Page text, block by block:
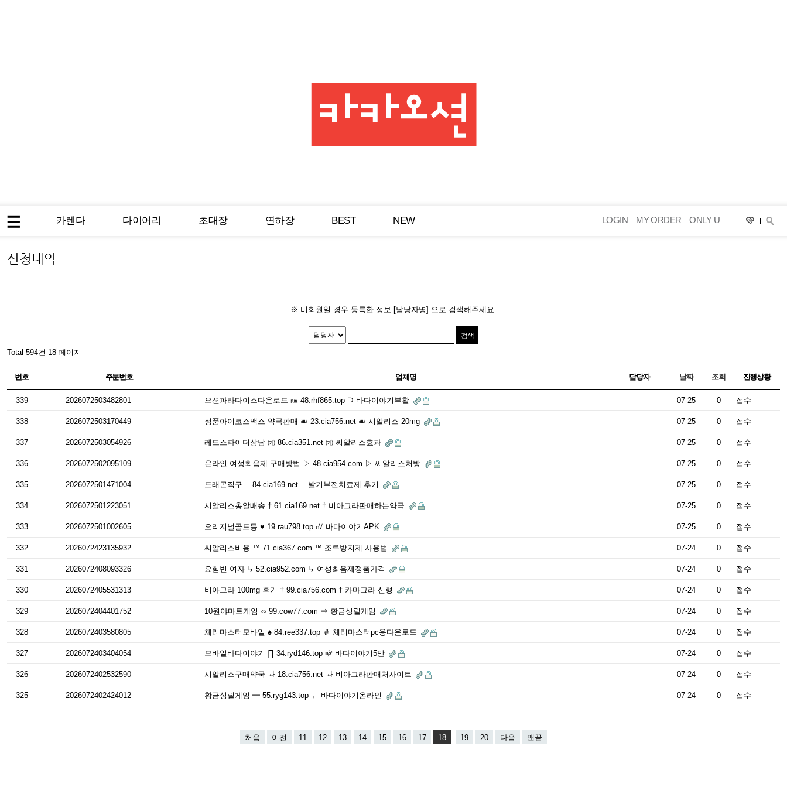
카렌다 다이어리 초대장 연하장 BEST NEW LOGIN MY ORDER ONLY U
신청내역
※ 비회원일 경우 등록한 정보 [담당자명] 으로 검색해주세요.
Total 594건 18 페이지
번호 주문번호 업체명 담당자 날짜 조회 진행상황
339 2026072503482801 오션파라다이스다운로드 ㏘ 48.rhf865.top ⊇ 바다이야기부활 07-25 0 접수
338 2026072503170449 정품아이코스맥스 약국판매 ㅫ 23.cia756.net ㅫ 시알리스 20mg 07-25 0 접수
337 2026072503054926 레드스파이더상담 ㈎ 86.cia351.net ㈎ 씨알리스효과 07-25 0 접수
336 2026072502095109 온라인 여성최음제 구매방법 ▷ 48.cia954.com ▷ 씨알리스처방 07-25 0 접수
335 2026072501471004 드래곤직구 ─ 84.cia169.net ─ 발기부전치료제 후기 07-25 0 접수
334 2026072501223051 시알리스총알배송 † 61.cia169.net † 비아그라판매하는약국 07-25 0 접수
333 2026072501002605 오리지널골드몽 ♥ 19.rau798.top ㎵ 바다이야기APK 07-25 0 접수
332 2026072423135932 씨알리스비용 ™ 71.cia367.com ™ 조루방지제 사용법 07-24 0 접수
331 2026072408093326 요힘빈 여자 ↳ 52.cia952.com ↳ 여성최음제정품가격 07-24 0 접수
330 2026072405531313 비아그라 100mg 후기 † 99.cia756.com † 카마그라 신형 07-24 0 접수
329 2026072404401752 10원야마토게임 ∽ 99.cow77.com ⇒ 황금성릴게임 07-24 0 접수
328 2026072403580805 체리마스터모바일 ♠ 84.ree337.top ＃ 체리마스터pc용다운로드 07-24 0 접수
327 2026072403404054 모바일바다이야기 ∏ 34.ryd146.top ㎨ 바다이야기5만 07-24 0 접수
326 2026072402532590 시알리스구매약국 ㅘ 18.cia756.net ㅘ 비아그라판매처사이트 07-24 0 접수
325 2026072402424012 황금성릴게임 ━ 55.ryg143.top ← 바다이야기온라인 07-24 0 접수
처음 이전 11 12 13 14 15 16 17 18 19 20 다음 맨끝